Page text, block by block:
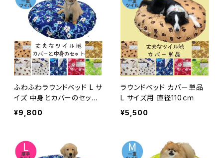
ふわふわラウンドベッド L サ
イズ 中身とカバーのセット
直径110ｃｍ
¥9,800
ラウンドベッド カバー単品
L サイズ用 直径110ｃｍ
¥5,500